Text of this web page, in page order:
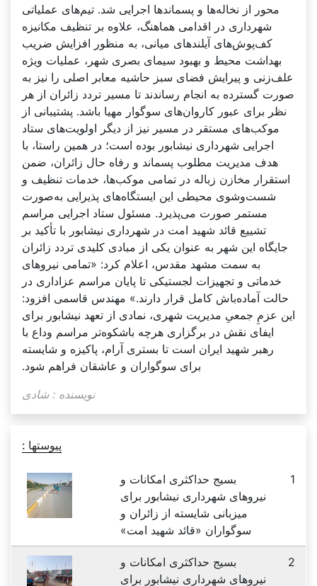
محور از نخاله‌ها و پسماندها اجرایی شد. تیم‌های عملیاتی
شهرداری در اقدامی هماهنگ، علاوه بر تنظیف مکانیزه
کف‌پوش‌های آیلندهای میانی، به منظور افزایش ضریب
بهداشت محیط و بهبود سیمای بصری شهر، عملیات ویژه
علف‌زنی و پیرایش فضای سبز حاشیه معابر اصلی را نیز به
صورت گسترده به انجام رساندند تا مسیر تردد زائران از هر
نظر برای عبور کاروان‌های سوگوار مهیا باشد. پشتیبانی از
موکب‌های مستقر در مسیر نیز از دیگر اولویت‌های ستاد
اجرایی شهرداری نیشابور بوده است؛ در همین راستا، با
هدف مدیریت مطلوب پسماند و رفاه حال زائران، ضمن
استقرار مخازن زباله در تمامی موکب‌ها، خدمات تنظیف و
شست‌وشوی محیطی این ایستگاه‌های پذیرایی به‌صورت
مستمر صورت می‌پذیرد. مسئول ستاد اجرایی مراسم
تشییع قائد شهید امت در شهرداری نیشابور با تأکید بر
جایگاه این شهر به عنوان یکی از مبادی کلیدی تردد زائران
به سمت مشهد مقدس، اعلام کرد: «تمامی نیروهای
خدماتی و تجهیزات لجستیکی تا پایان مراسم عزاداری در
حالت آماده‌باش کامل قرار دارند.» مهندس قاسمی افزود:
این عزمِ جمعیِ مدیریت شهری، نمادی از تعهد نیشابور برای
ایفای نقش در برگزاری هرچه باشکوه‌تر مراسم وداع با
رهبر شهید ایران است تا بستری آرام، پاکیزه و شایسته
برای سوگواران و عاشقان فراهم شود.
نویسنده : شادی
پیوستها :
1
بسیج حداکثری امکانات و
نیروهای شهرداری نیشابور برای
میزبانی شایسته از زائران و
سوگواران «قائد شهید امت»
2
بسیج حداکثری امکانات و
نیروهای شهرداری نیشابور برای